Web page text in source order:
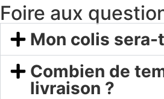
Foire aux
Mon colis
Combien de
livraison ?